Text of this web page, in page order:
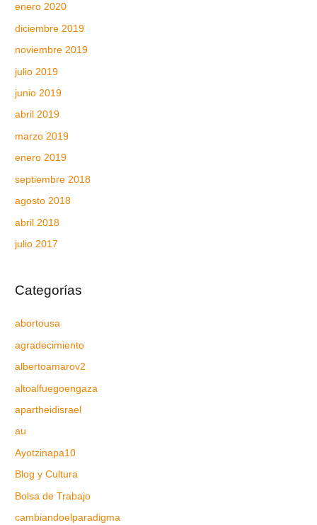
enero 2020
diciembre 2019
noviembre 2019
julio 2019
junio 2019
abril 2019
marzo 2019
enero 2019
septiembre 2018
agosto 2018
abril 2018
julio 2017
Categorías
abortousa
agradecimiento
albertoamarov2
altoalfuegoengaza
apartheidisrael
au
Ayotzinapa10
Blog y Cultura
Bolsa de Trabajo
cambiandoelparadigma